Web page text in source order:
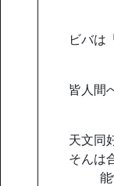
ビバは
皆人間
天文同
そんは